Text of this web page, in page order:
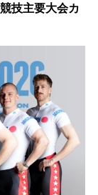
技主要大会カ